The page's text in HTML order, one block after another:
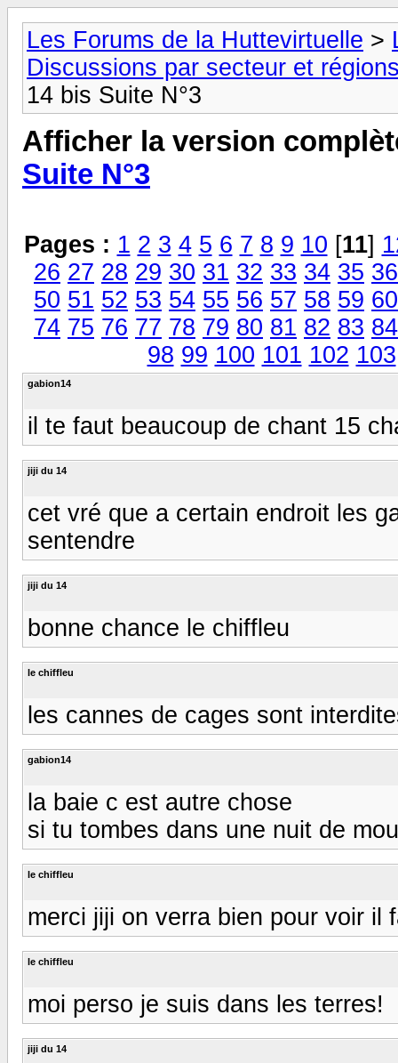
Les Forums de la Huttevirtuelle >
Discussions par secteur et
14 bis Suite N°3
Afficher la version
Suite N°3
Pages : 1 2 3 4 5 6 7 8 9 10 [11]
26 27 28 29 30 31 32 33 34 35 36
50 51 52 53 54 55 56 57 58 59 60
74 75 76 77 78 79 80 81 82 83 84
98 99 100 101 102 103
gabion14
il te faut beaucoup de chant 15
jiji du 14
cet vré que a certain endroit les
sentendre
jiji du 14
bonne chance le chiffleu
le chiffleu
les cannes de cages sont
gabion14
la baie c est autre chose
si tu tombes dans une nuit de
le chiffleu
merci jiji on verra bien pour voir il
le chiffleu
moi perso je suis dans les terres!
jiji du 14